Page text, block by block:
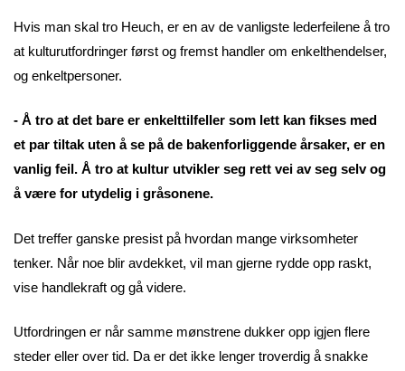
Hvis man skal tro Heuch, er en av de vanligste lederfeilene å tro
at kulturutfordringer først og fremst handler om enkelthendelser,
og enkeltpersoner.
- Å tro at det bare er enkelttilfeller som lett kan fikses med
et par tiltak uten å se på de bakenforliggende årsaker, er en
vanlig feil. Å tro at kultur utvikler seg rett vei av seg selv og
å være for utydelig i gråsonene.
Det treffer ganske presist på hvordan mange virksomheter
tenker. Når noe blir avdekket, vil man gjerne rydde opp raskt,
vise handlekraft og gå videre.
Utfordringen er når samme mønstrene dukker opp igjen flere
steder eller over tid. Da er det ikke lenger troverdig å snakke